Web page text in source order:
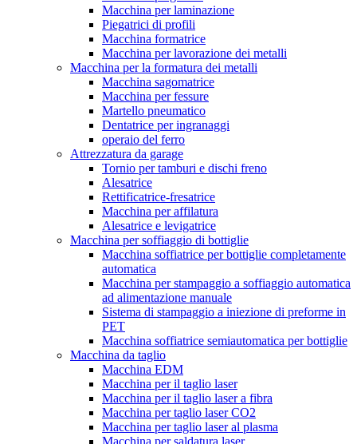
Macchina per laminazione
Piegatrici di profili
Macchina formatrice
Macchina per lavorazione dei metalli
Macchina per la formatura dei metalli
Macchina sagomatrice
Macchina per fessure
Martello pneumatico
Dentatrice per ingranaggi
operaio del ferro
Attrezzatura da garage
Tornio per tamburi e dischi freno
Alesatrice
Rettificatrice-fresatrice
Macchina per affilatura
Alesatrice e levigatrice
Macchina per soffiaggio di bottiglie
Macchina soffiatrice per bottiglie completamente
automatica
Macchina per stampaggio a soffiaggio automatica
ad alimentazione manuale
Sistema di stampaggio a iniezione di preforme in
PET
Macchina soffiatrice semiautomatica per bottiglie
Macchina da taglio
Macchina EDM
Macchina per il taglio laser
Macchina per il taglio laser a fibra
Macchina per taglio laser CO2
Macchina per taglio laser al plasma
Macchina per saldatura laser